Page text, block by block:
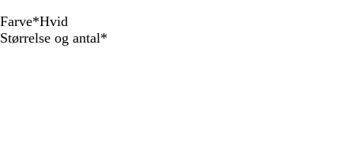
Farve*Hvid
S
H
Størrelse og antal*